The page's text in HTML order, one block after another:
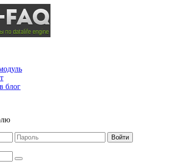
блог
Войти